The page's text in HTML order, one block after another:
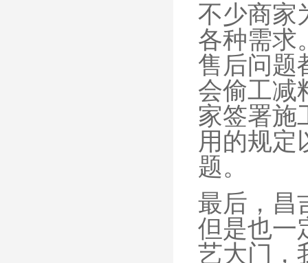
不少商家
各种需求
售后问题
会偷工减
家签署施
用的规定
题。
最后，昌
但是也一
艺大门，